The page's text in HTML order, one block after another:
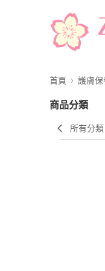
首頁 護膚保
商品分類
所有分類